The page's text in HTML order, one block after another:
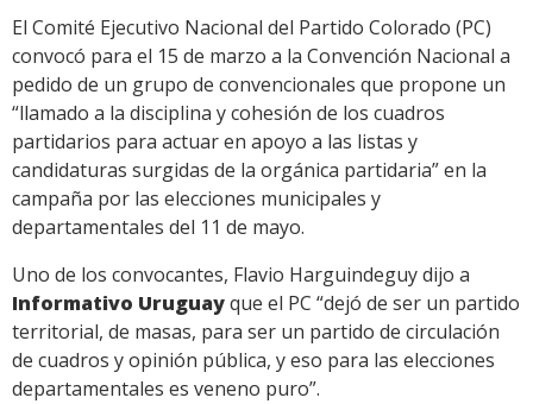
Link
El Comité Ejecutivo Nacional del Partido Colorado (PC)
convocó para el 15 de marzo a la Convención Nacional a
pedido de un grupo de convencionales que propone un
“llamado a la disciplina y cohesión de los cuadros
partidarios para actuar en apoyo a las listas y
candidaturas surgidas de la orgánica partidaria” en la
campaña por las elecciones municipales y
departamentales del 11 de mayo.
Uno de los convocantes, Flavio Harguindeguy dijo a
Informativo Uruguayque el PC “dejó de ser un partido
territorial, de masas, para ser un partido de circulación
de cuadros y opinión pública, y eso para las elecciones
departamentales es veneno puro”.